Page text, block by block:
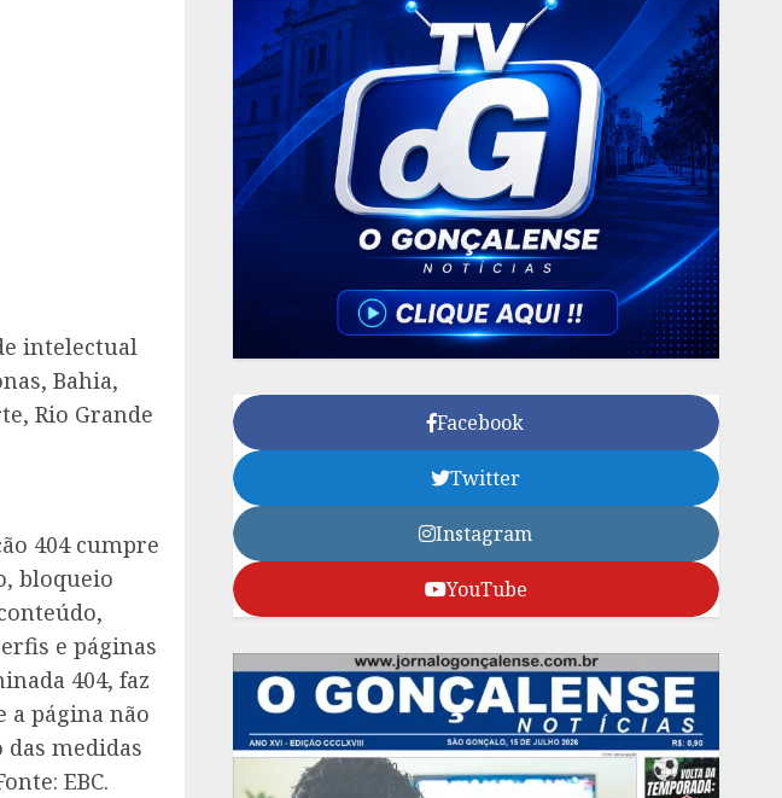
intelectual
Bahia,
Rio Grande
404 cumpre
bloqueio
e páginas
404, faz
a página não
medidas
EBC.
Facebook
Twitter
Instagram
YouTube